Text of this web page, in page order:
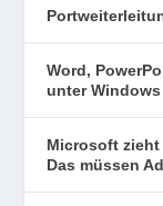
Word,
unter
Microsoft
Das müssen